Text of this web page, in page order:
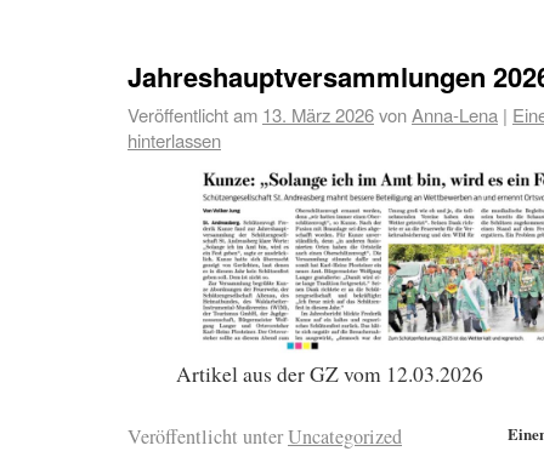
Jahreshauptversammlungen
Veröffentlicht am 13. März 2026vonAnna-Lena |
hinterlassen
Artikel aus der GZ vom 12.03.2026
Veröffentlicht unterUncategorized